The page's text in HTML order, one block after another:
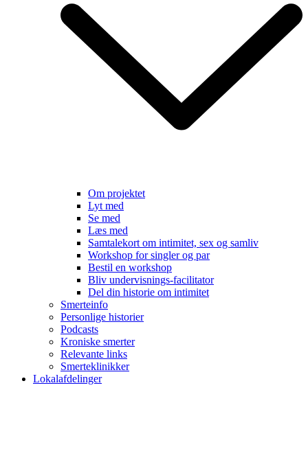
Om projektet
Lyt med
Se med
Læs med
Samtalekort om intimitet, sex og samliv
Workshop for singler og par
Bestil en workshop
Bliv undervisnings-facilitator
Del din historie om intimitet
Smerteinfo
Personlige historier
Podcasts
Kroniske smerter
Relevante links
Smerteklinikker
Lokalafdelinger